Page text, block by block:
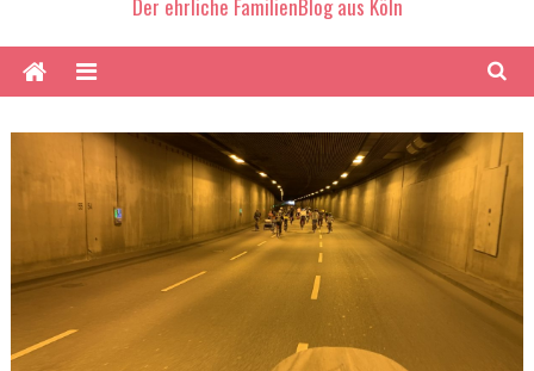
Der ehrliche FamilienBlog aus Köln